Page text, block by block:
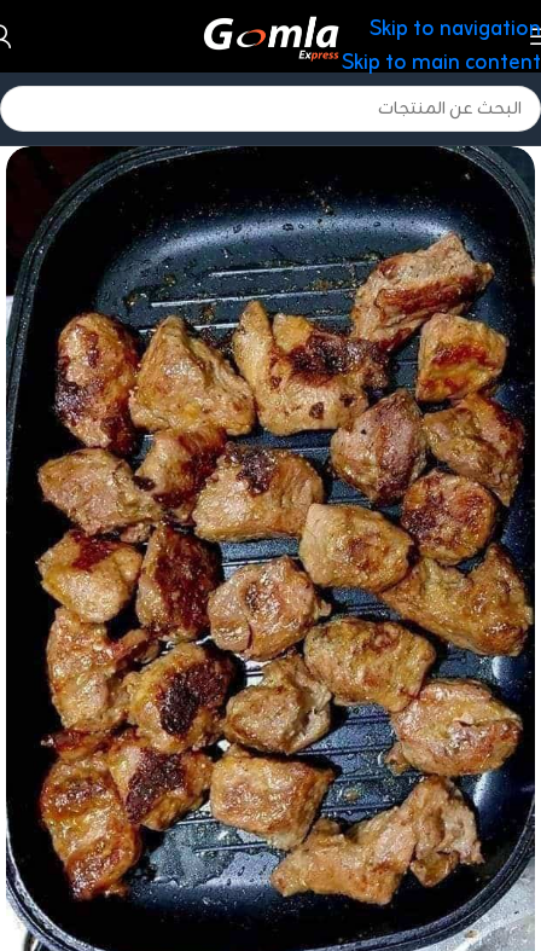
Skip to navigation
Skip to main content